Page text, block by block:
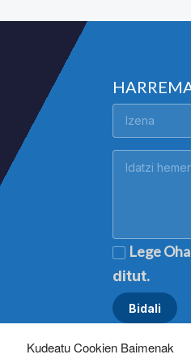
Kudeatu Cookien Baimenak
Lege
ditut.